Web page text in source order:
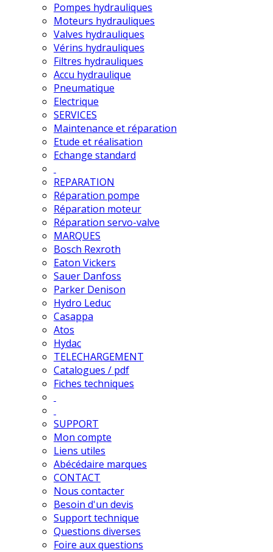
Pompes hydrauliques
Moteurs hydrauliques
Valves hydrauliques
Vérins hydrauliques
Filtres hydrauliques
Accu hydraulique
Pneumatique
Electrique
SERVICES
Maintenance et réparation
Etude et réalisation
Echange standard
REPARATION
Réparation pompe
Réparation moteur
Réparation servo-valve
MARQUES
Bosch Rexroth
Eaton Vickers
Sauer Danfoss
Parker Denison
Hydro Leduc
Casappa
Atos
Hydac
TELECHARGEMENT
Catalogues / pdf
Fiches techniques
SUPPORT
Mon compte
Liens utiles
Abécédaire marques
CONTACT
Nous contacter
Besoin d'un devis
Support technique
Questions diverses
Foire aux questions